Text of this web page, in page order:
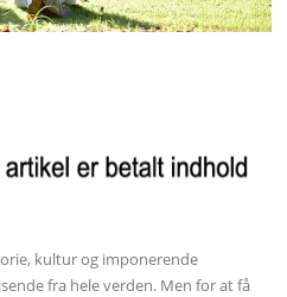
kultur og imponerende
fra hele verden. Men for at få